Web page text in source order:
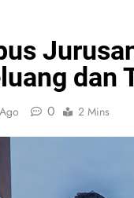
dan
0 2 Mins